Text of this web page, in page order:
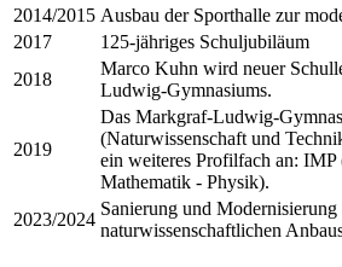
2014/2015 Ausbau der Sporthalle zur
2017
125-jähriges Schuljubiläum
2018
Marco Kuhn wird neuer
Ludwig-Gymnasiums.
2019
Das Markgraf-Ludwig-
(Naturwissenschaft und
ein weiteres Profilfach an:
Mathematik - Physik).
2023/2024
Sanierung und Modernisierung
naturwissenschaftlichen